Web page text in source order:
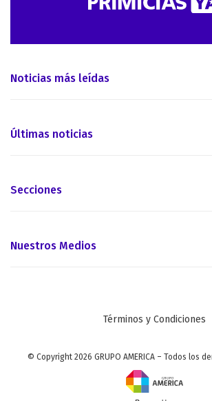
Noticias más leídas
Últimas noticias
Secciones
Nuestros Medios
Términos y Condiciones
© Copyright 2026 GRUPO AMERICA – Todos los